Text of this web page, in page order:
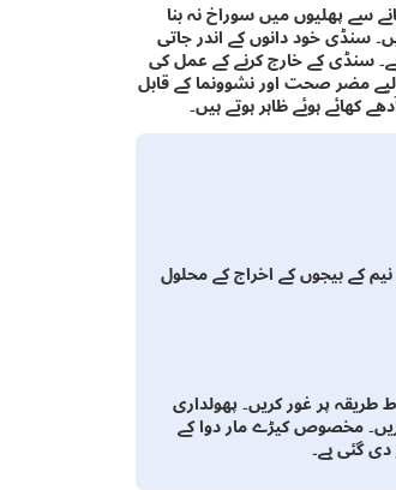
سے پھلیوں میں سوراخ نہ بنا
سنڈی خود دانوں کے اندر جاتی
ہے۔ سنڈی کے خارج کرنے کے عمل کی
لیے مضر صحت اور نشوونما کے قابل
کھائے ہوئے ظاہر ہوتے ہیں۔
ہفتوں (50 گرام/لیٹر پانی) کے لیے نیم کے بیجوں کے اخراج کے محلول
طریقہ پر غور کریں۔ پھولداری
کریں۔ مخصوص کیڑے مار دوا کے
گئی ہے۔